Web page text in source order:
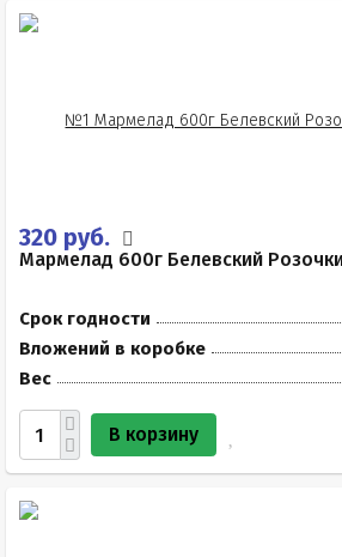
320 руб.
Мармелад 600г Белевский
Срок годности
Вложений в коробке
Вес
В корзину